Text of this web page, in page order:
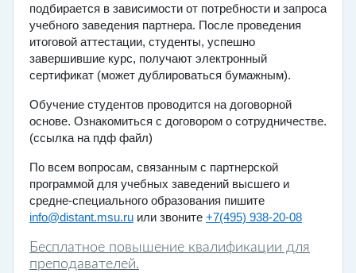
подбирается в зависимости от потребности и запроса
учебного заведения партнера. После проведения
итоговой аттестации, студенты, успешно
завершившие курс, получают электронный
сертификат (может дублироваться бумажным).
Обучение студентов проводится на договорной
основе. Ознакомиться с договором о сотрудничестве.
(ссылка на пдф файл)
По всем вопросам, связанным с партнерской
программой для учебных заведений высшего и
средне-специального образования пишите
info@distant.msu.ru или звоните +7(495) 938-20-08
Бесплатное повышение квалификации для
преподавателей.